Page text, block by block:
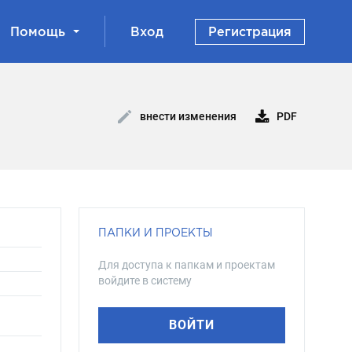
Помощь Вход Регистрация
внести изменения PDF
ПАПКИ И ПРОЕКТЫ
Для доступа к папкам и проектам
войдите в систему
ВОЙТИ